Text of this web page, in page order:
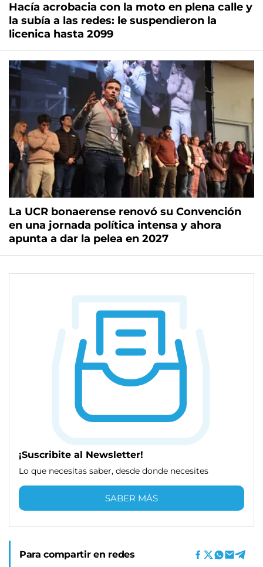
Hacía acrobacia con la moto en plena calle y
la subía a las redes: le suspendieron la
licenica hasta 2099
La UCR bonaerense renovó su Convención
en una jornada política intensa y ahora
apunta a dar la pelea en 2027
¡Suscribite al Newsletter!
Lo que necesitas saber, desde donde necesites
SABER MÁS
Para compartir en redes